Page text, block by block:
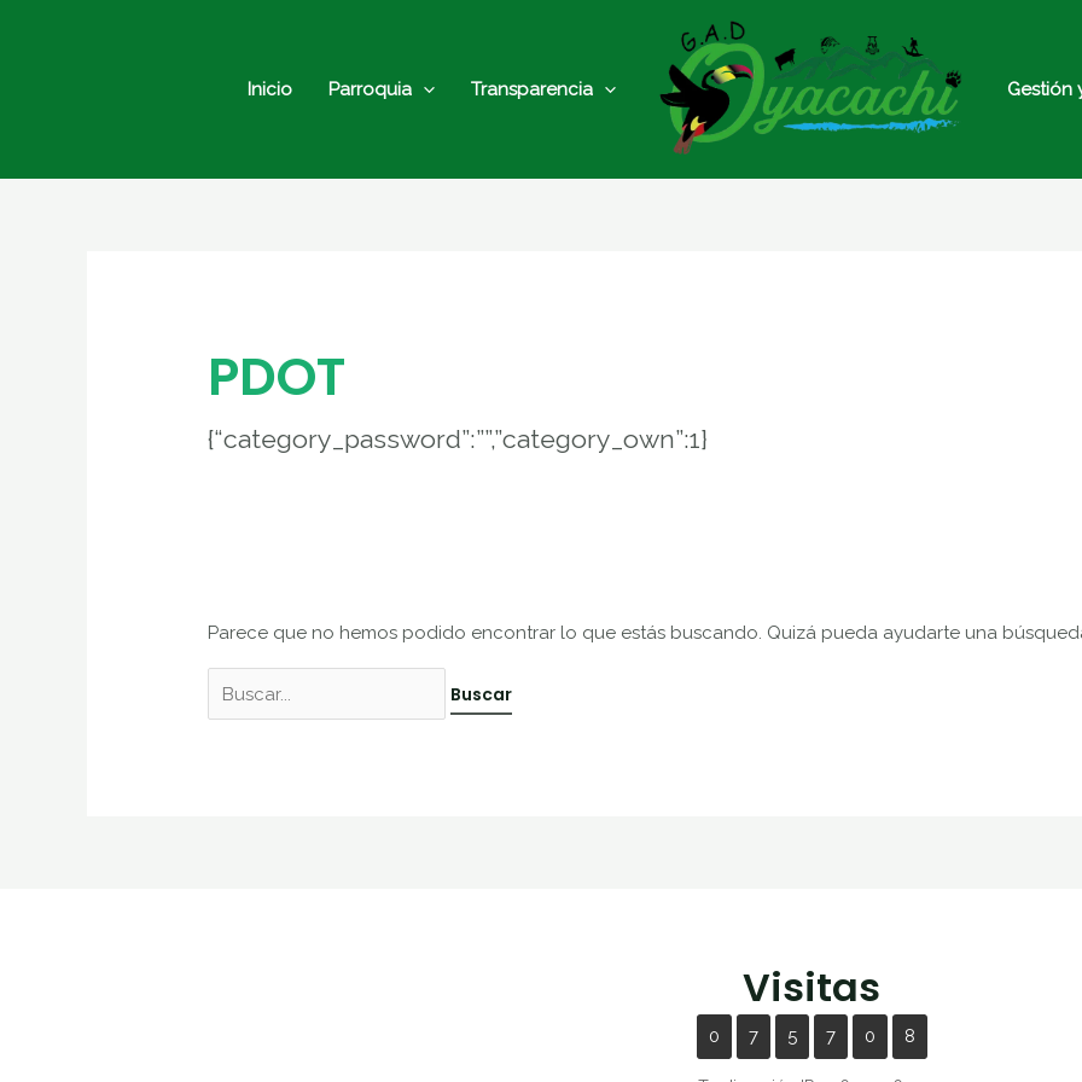
Inicio Parroquia Transparencia Gestión
PDOT
{“category_password”:””,”category_own”:1}
Parece que no hemos podido encontrar lo que estás buscando. Quizá pueda ayudarte una
Visitas
0 7 5 7 0 8